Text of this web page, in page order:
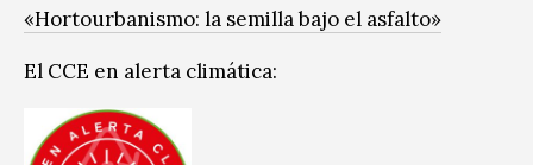
«Hortourbanismo: la semilla bajo el asfalto»
El CCE en alerta climática: